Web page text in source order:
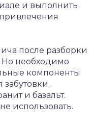
и выполнить
после разборки
Но необходимо
компоненты
забутовки.
и базальт.
использовать.